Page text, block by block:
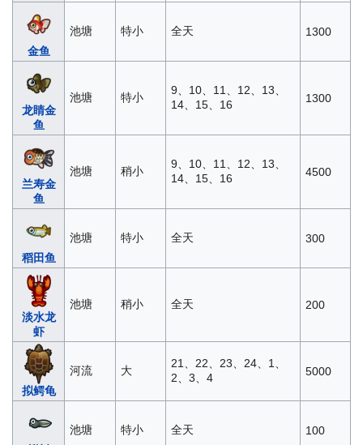
金鱼
池塘 特小 全天 1300
龙睛金
鱼
池塘 特小
9、10、11、12、13、
14、15、16
1300
兰寿金
鱼
池塘 稍小
9、10、11、12、13、
14、15、16
4500
稻田鱼
池塘 特小 全天 300
淡水龙
虾
池塘 稍小 全天 200
拟鳄龟
河流 大
21、22、23、24、1、
2、3、4
5000
池塘 特小 全天 100